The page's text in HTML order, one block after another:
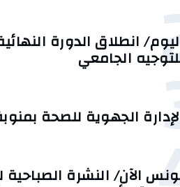
انطلاق الدورة
الجامعي
الجهوية للصحة
الآن/ النشرة الصباحية